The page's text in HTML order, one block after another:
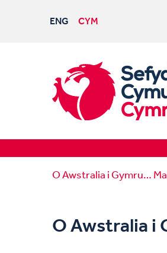
ENG CYM
O Awstralia i Gymru…
O Awstralia i